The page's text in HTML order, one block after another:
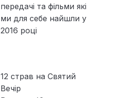
передачі та фільми які
ми для себе найшли у
2016 році
12 страв на Святий
Вечір